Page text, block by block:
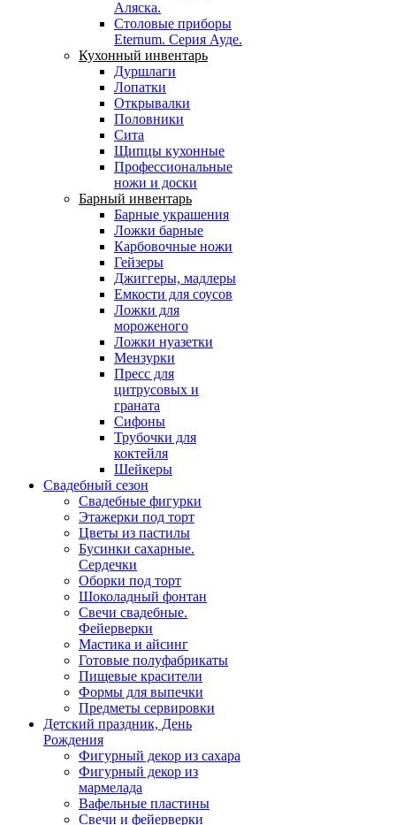
Аляска.
Столовые приборы
Eternum. Серия Ауде.
Кухонный инвентарь
Дуршлаги
Лопатки
Открывалки
Половники
Сита
Щипцы кухонные
Профессиональные
ножи и доски
Барный инвентарь
Барные украшения
Ложки барные
Карбовочные ножи
Гейзеры
Джиггеры, мадлеры
Емкости для соусов
Ложки для
мороженого
Ложки нуазетки
Мензурки
Пресс для
цитрусовых и
граната
Сифоны
Трубочки для
коктейля
Шейкеры
Свадебный сезон
Свадебные фигурки
Этажерки под торт
Цветы из пастилы
Бусинки сахарные.
Сердечки
Оборки под торт
Шоколадный фонтан
Свечи свадебные.
Фейерверки
Мастика и айсинг
Готовые полуфабрикаты
Пищевые красители
Формы для выпечки
Предметы сервировки
Детский праздник, День
Рождения
Фигурный декор из сахара
Фигурный декор из
мармелада
Вафельные пластины
Свечи и фейерверки